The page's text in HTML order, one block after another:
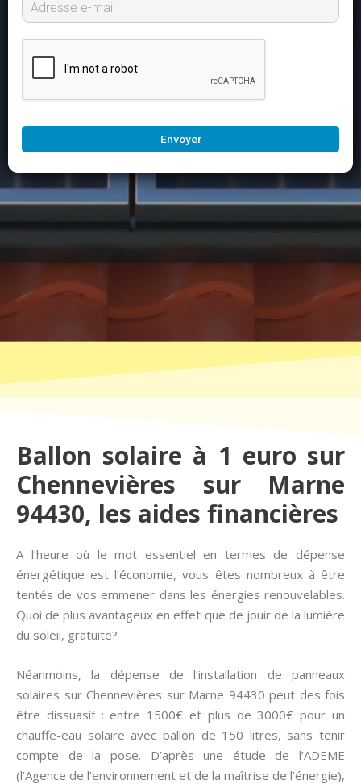
Envoyer
Ballon solaire à 1 euro sur
Chennevières sur Marne
94430, les aides financières
A l’heure où le mot essentiel en termes de dépense
énergétique est l’économie, vous êtes nombreux à être
tentés de vos emmener dans les énergies renouvelables.
Quoi de plus avantageux en effet que de jouir de la lumière
du soleil, gratuite?
Néanmoins, la dépense de l’installation de panneaux
solaires sur Chennevières sur Marne 94430 peut des fois
être dissuasif : entre 1500€ et plus de 3000€ pour un
chauffe-eau solaire avec ballon de 150 litres, sans tenir
compte de la pose. D’après une étude de l’ADEME
(l’Agence de l’environnement et de la maîtrise de l’énergie),